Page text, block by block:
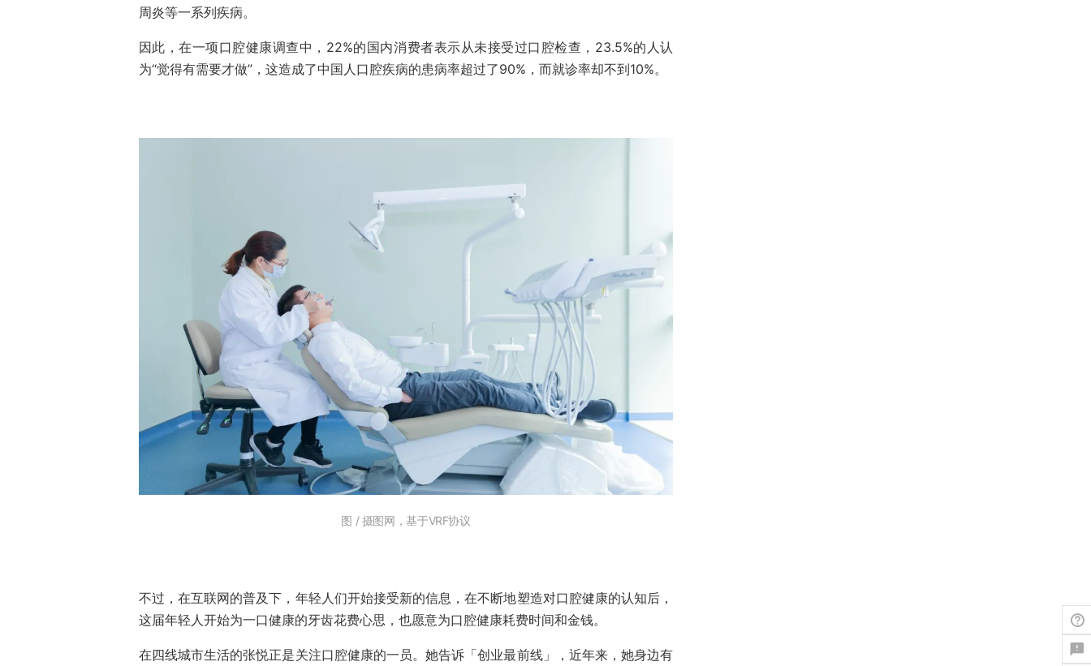
周炎等一系列疾病。
因此，在一项口腔健康调查中，22%的国内消费者表示从未接受过口腔检查，23.5%的人认
为“觉得有需要才做”，这造成了中国人口腔疾病的患病率超过了90%，而就诊率却不到10%。
图 / 摄图网，基于VRF协议
不过，在互联网的普及下，年轻人们开始接受新的信息，在不断地塑造对口腔健康的认知后，
这届年轻人开始为一口健康的牙齿花费心思，也愿意为口腔健康耗费时间和金钱。
在四线城市生活的张悦正是关注口腔健康的一员。她告诉「创业最前线」，近年来，她身边有